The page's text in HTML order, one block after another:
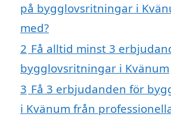
på bygglovsritningar i
med?
2 Få alltid minst 3
bygglovsritningar i Kvänum
3 Få 3 erbjudanden för
i Kvänum från